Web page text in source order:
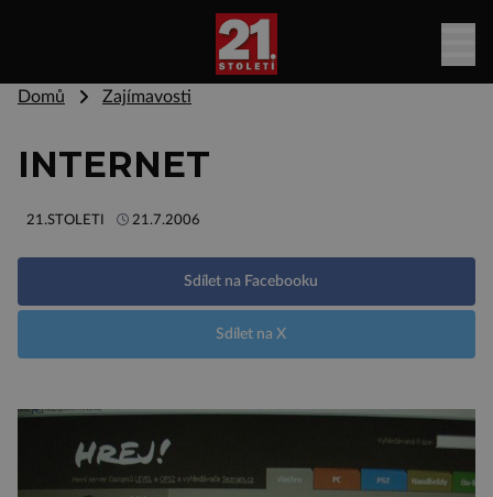
Domů Zajímavosti
INTERNET
21.STOLETI 21.7.2006
Sdílet na Facebooku
Sdílet na X